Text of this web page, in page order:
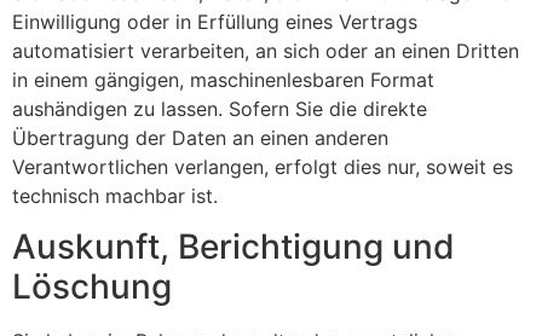
Einwilligung oder in Erfüllung eines Vertrags
automatisiert verarbeiten, an sich oder an einen Dritten
in einem gängigen, maschinenlesbaren Format
aushändigen zu lassen. Sofern Sie die direkte
Übertragung der Daten an einen anderen
Verantwortlichen verlangen, erfolgt dies nur, soweit es
technisch machbar ist.
Auskunft, Berichtigung und
Löschung